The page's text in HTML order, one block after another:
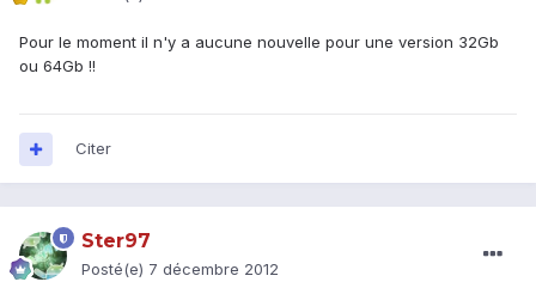
Pour le moment il n'y a aucune nouvelle pour une version 32Gb
ou 64Gb !!
Citer
Ster97
Posté(e) 7 décembre 2012